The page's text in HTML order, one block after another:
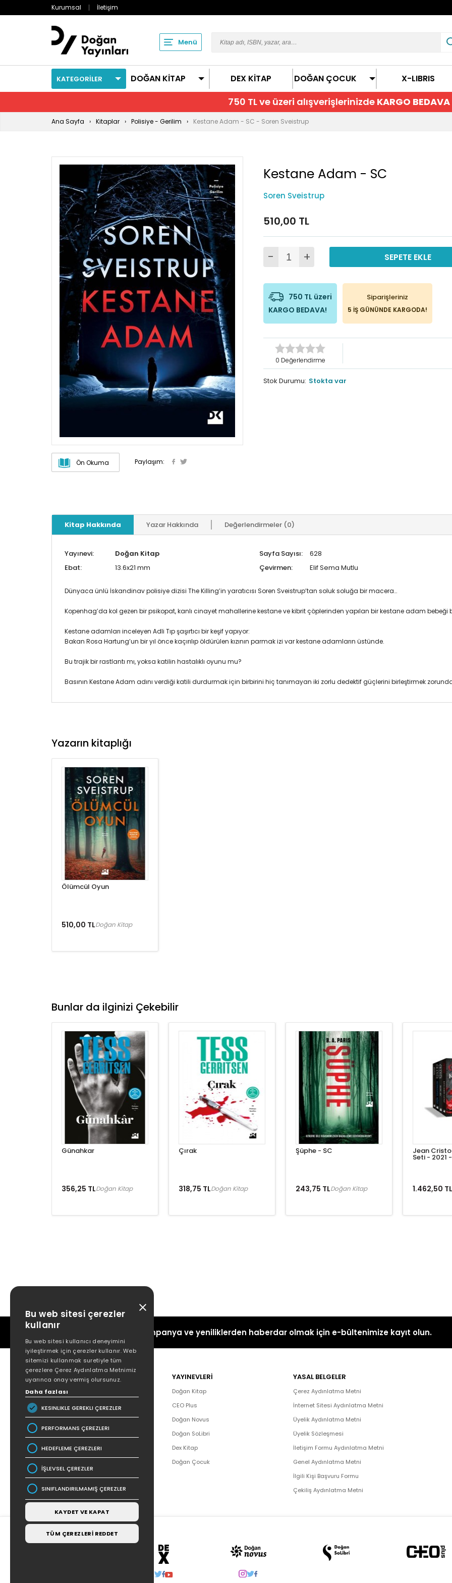
Kurumsal İletişim
Menü
KATEGORİLER DOĞAN KİTAP DEX KİTAP DOĞAN ÇOCUK X-LIBRIS
750 TL ve üzeri alışverişlerinizde KARGO BEDAVA
Ana Sayfa Kitaplar Polisiye - Gerilim Kestane Adam - SC - Soren Sveistrup
Ön Okuma Paylaşım:
Kestane Adam - SC
Soren Sveistrup
510,00 TL
- + SEPETE EKLE
750 TL üzeri
KARGO BEDAVA!
Siparişleriniz
5 İŞ GÜNÜNDE KARGODA!
0 Değerlendirme
Stok Durumu: Stokta var
Kitap Hakkında Yazar Hakkında Değerlendirmeler (0)
Yayınevi: Doğan Kitap Sayfa Sayısı:
628
Ebat:
13.6x21 mm Çevirmen: Elif Sema Mutlu
Dünyaca ünlü İskandinav polisiye dizisi The Killing’in yaratıcısı Soren Sveistrup’tan soluk soluğa bir macera…
Kopenhag’da kol gezen bir psikopat, kanlı cinayet mahallerine kestane ve kibrit çöplerinden yapılan bir kestane adam bebeği
Kestane adamları inceleyen Adli Tıp şaşırtıcı bir keşif yapıyor:
Bakan Rosa Hartung’un bir yıl önce kaçırılıp öldürülen kızının parmak izi var kestane adamların üstünde.
Bu trajik bir rastlantı mı, yoksa katilin hastalıklı oyunu mu?
Basının Kestane Adam adını verdiği katili durdurmak için birbirini hiç tanımayan iki zorlu dedektif güçlerini birleştirmek
Yazarın kitaplığı
Ölümcül Oyun
510,00 TLDoğan Kitap
Bunlar da ilginizi Çekebilir
Günahkar
356,25 TLDoğan Kitap
Çırak
318,75 TLDoğan Kitap
Şüphe - SC
243,75 TLDoğan Kitap
Jean
Seti - 2021
1.462,50 TL
Kampanya ve yeniliklerden haberdar olmak için e-bültenimize kayıt olun.
POPÜLER
Hakkımızda
Yazar Listesi
İletişim
Bizden Haberler
YAYINEVLERİ
Doğan Kitap
CEO Plus
Doğan Novus
Doğan SoLibri
Dex Kitap
Doğan Çocuk
YASAL BELGELER
Çerez Aydınlatma Metni
İnternet Sitesi Aydınlatma Metni
Üyelik Aydınlatma Metni
Üyelik Sözleşmesi
İletişim Formu Aydınlatma Metni
Genel Aydınlatma Metni
İlgili Kişi Başvuru Formu
Çekiliş Aydınlatma Metni
Bu web sitesi çerezler
kullanır
Bu web sitesi kullanıcı deneyimini
iyileştirmek için çerezler kullanır. Web
sitemizi kullanmak suretiyle tüm
çerezlere Çerez Aydınlatma Metnimiz
uyarınca onay vermiş olursunuz.
Daha fazlası
KESINLIKLE GEREKLI ÇEREZLER
PERFORMANS ÇEREZLERI
HEDEFLEME ÇEREZLERI
İŞLEVSEL ÇEREZLER
SINIFLANDIRILMAMIŞ ÇEREZLER
KAYDET VE KAPAT
TÜM ÇEREZLERİ REDDET